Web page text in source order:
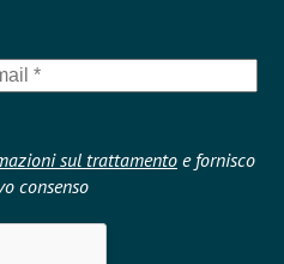
sul trattamentoe fornisco
consenso